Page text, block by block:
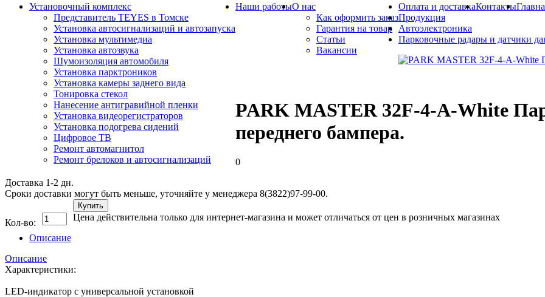
Установочный комплекс
Представитель TEYES в Томске
Установка автосигнализаций и автозапуска
Установка мультимедиа
Установка автозвука
Шумоизоляция автомобиля
Установка парктроников
Установка камеры заднего вида
Тонировка стекол
Нанесение антигравийной пленки
Установка видеорегистраторов
Установка подогрева сидений
Цифровое ТВ
Ремонт автомагнитол
Ремонт брелоков и автосигнализаций
Наши работыО нас
Как оформить заказ
Гарантия на товар
Статьи
Вакансии
Оплата и доставкаКонтакты
Продукция
Автоэлектроника
Парковочные радары и датчики
PARK MASTER 32F-4-А-White
переднего бампера.
0
Доставка 1-2 дн.
Сроки доставки могут быть меньше, уточняйте у менеджера 8(3822)97-99-00.
Кол-во:
Купить
Цена действительна только для интернет-магазина и может отличаться от цен в розничных магазинах
Описание
Описание
Характеристики:
LED-индикатор с универсальной установкой